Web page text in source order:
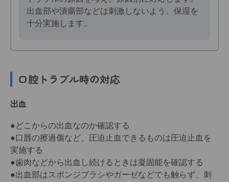
出血部や潰瘍部などは刺激しないよう、保湿を
十分実施します。
口腔トラブル時の対応
出血
●どこからの出血なのか確認する
●口唇の擦過傷など、圧迫止血できるものは圧迫止血を
実施する
●歯肉などから出血し続けるときは凝固能を確認する
●出血部はスポンジブラシやガーゼなどでも触らず、刺